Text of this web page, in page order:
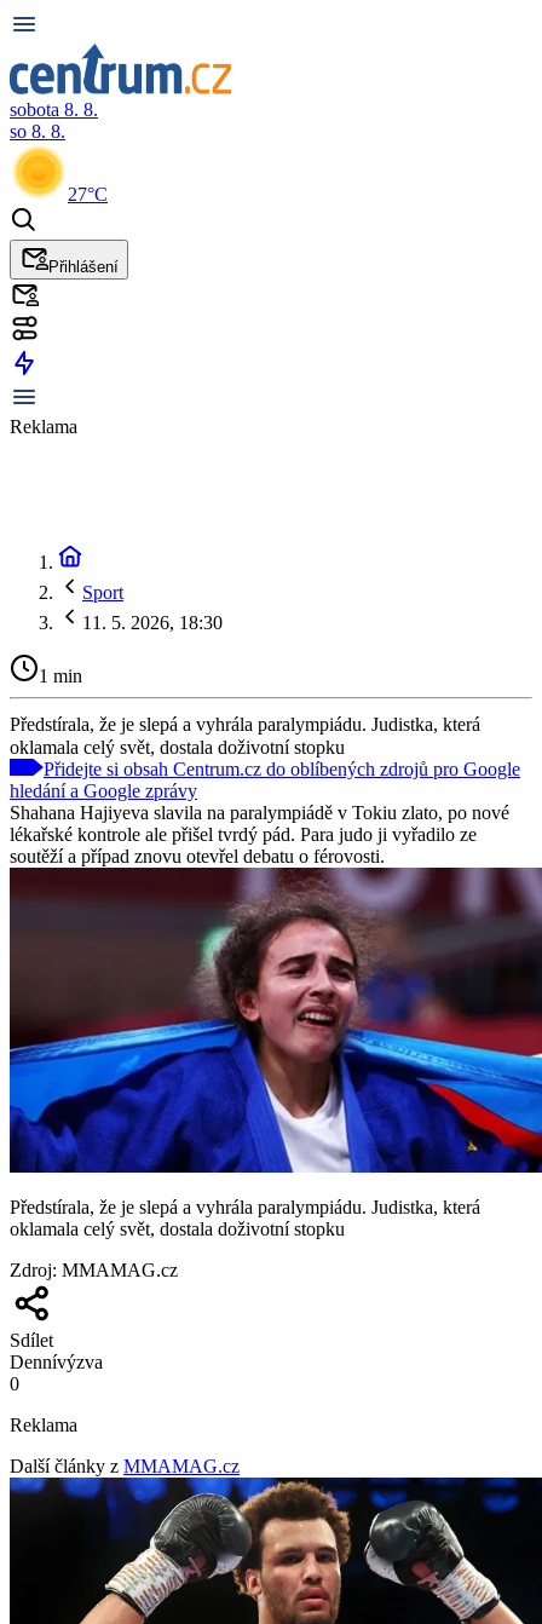
sobota 8. 8.
so 8. 8.
27°C
Přihlášení
Reklama
Sport
11. 5. 2026, 18:30
1 min
Předstírala, že je slepá a vyhrála paralympiádu. Judistka, která
oklamala celý svět, dostala doživotní stopku
Přidejte si obsah Centrum.cz do oblíbených zdrojů pro Google
hledání a Google zprávy
Shahana Hajiyeva slavila na paralympiádě v Tokiu zlato, po nové
lékařské kontrole ale přišel tvrdý pád. Para judo ji vyřadilo ze
soutěží a případ znovu otevřel debatu o férovosti.
Předstírala, že je slepá a vyhrála paralympiádu. Judistka, která
oklamala celý svět, dostala doživotní stopku
Zdroj: MMAMAG.cz
Sdílet
Dennívýzva
0
Reklama
Další články z MMAMAG.cz